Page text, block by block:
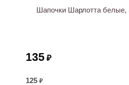
Шапочки Шарлотта белые,
135 ₽
125 ₽